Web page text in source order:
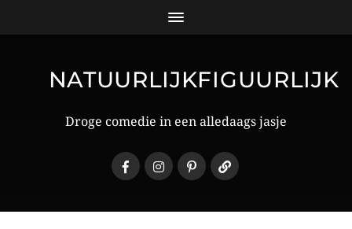
NATUURLIJKFIGUURLIJK
Droge comedie in een alledaags jasje